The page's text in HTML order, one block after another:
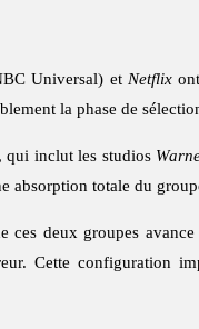
Universal) et Netflixont
la phase de
qui inclut les studios
absorption totale du
deux groupes
Cette configuration